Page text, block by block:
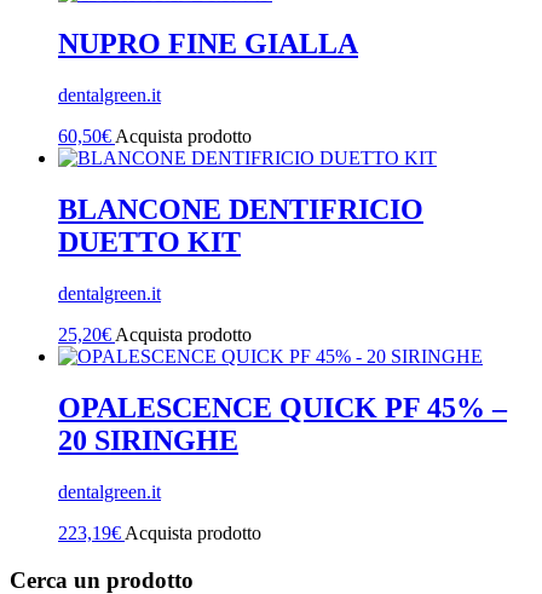
NUPRO FINE GIALLA
dentalgreen.it
60,50€ Acquista prodotto
BLANCONE DENTIFRICIO
DUETTO KIT
dentalgreen.it
25,20€ Acquista prodotto
OPALESCENCE QUICK PF 45% –
20 SIRINGHE
dentalgreen.it
223,19€ Acquista prodotto
Cerca un prodotto